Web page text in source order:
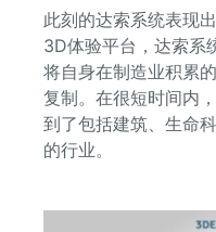
此刻的达索系统表现
3D体验平台，达索系
将自身在制造业积累
复制。在很短时间内
到了包括建筑、生命
的行业。